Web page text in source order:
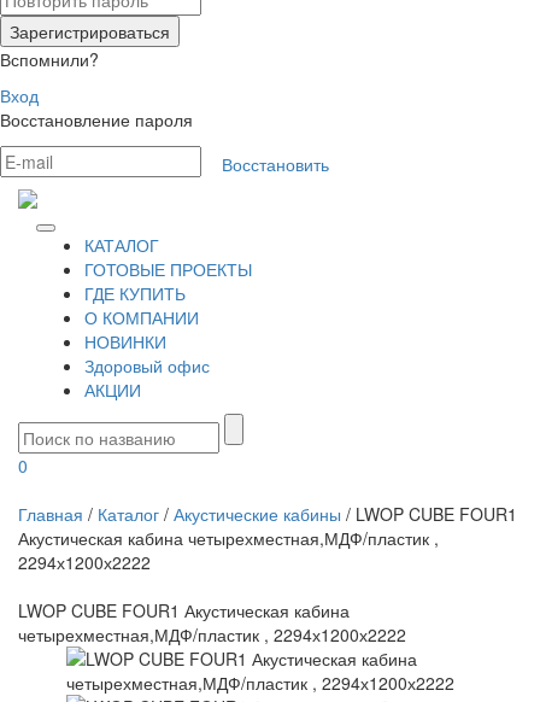
Вспомнили?
Вход
Восстановление пароля
Восстановить
КАТАЛОГ
ГОТОВЫЕ ПРОЕКТЫ
ГДЕ КУПИТЬ
О КОМПАНИИ
НОВИНКИ
Здоровый офис
АКЦИИ
0
Главная / Каталог / Акустические кабины / LWOP CUBE FOUR1
Акустическая кабина четырехместная,МДФ/пластик ,
2294х1200х2222
LWOP CUBE FOUR1 Акустическая кабина
четырехместная,МДФ/пластик , 2294х1200х2222